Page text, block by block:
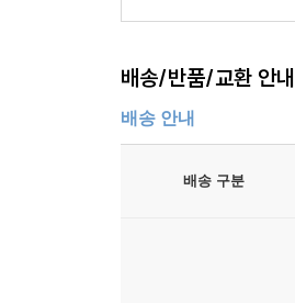
배송/반품/교환 안내
배송 안내
배송 구분